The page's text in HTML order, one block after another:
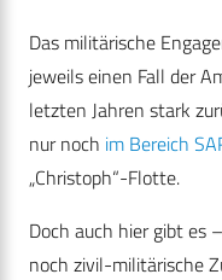
Das militärische
jeweils einen Fall der
letzten Jahren stark
nur noch im Bereich
„Christoph“-Flotte.
Doch auch hier gibt es
noch zivil-militärische